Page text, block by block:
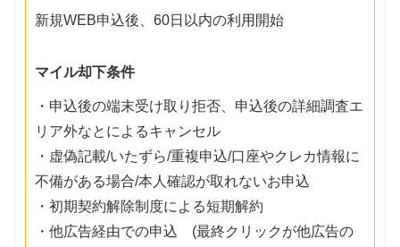
新規WEB申込後、60日以内の利用開始
マイル却下条件
・申込後の端末受け取り拒否、申込後の詳細調査エ
リア外なとによるキャンセル
・虚偽記載/いたずら/重複申込/口座やクレカ情報に
不備がある場合/本人確認が取れないお申込
・初期契約解除制度による短期解約
・他広告経由での申込 (最終クリックが他広告の